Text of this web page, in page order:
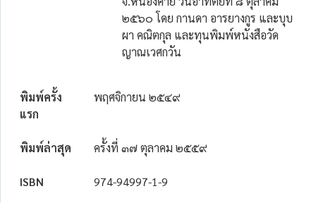
๒๕๖๐ โดย กานดา อารยางกูร และบุบ
ผา คณิตกุล และทุนพิมพ์หนังสือวัด
ญาณเวศกวัน
พิมพ์ครั้ง
แรก
พฤศจิกายน ๒๕๔๙
พิมพ์ล่าสุด ครั้งที่ ๓๗ ตุลาคม ๒๕๕๙
ISBN 974-94997-1-9